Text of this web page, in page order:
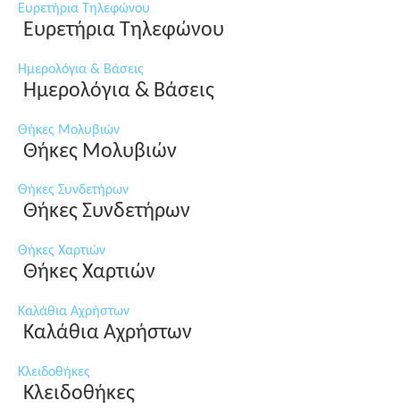
Ευρετήρια Τηλεφώνου
Ευρετήρια Τηλεφώνου
Ημερολόγια & Βάσεις
Ημερολόγια & Βάσεις
Θήκες Μολυβιών
Θήκες Μολυβιών
Θήκες Συνδετήρων
Θήκες Συνδετήρων
Θήκες Χαρτιών
Θήκες Χαρτιών
Καλάθια Αχρήστων
Καλάθια Αχρήστων
Κλειδοθήκες
Κλειδοθήκες